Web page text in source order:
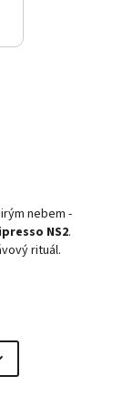
nebem -
NS2.
rituál.